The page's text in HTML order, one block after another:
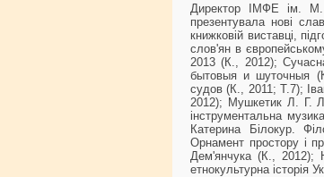
Директор ІМФЕ ім.
презентувала нові
книжковій виставці,
слов'ян в
2013 (К., 2012);
бытовыя и шуточныя
судов (К., 2011; Т.7);
2012); Мушкетик Л. Г.
інструментальна
Катерина Білокур.
Орнамент простору і
Дем'янчука (К., 2012);
етнокультурна історія